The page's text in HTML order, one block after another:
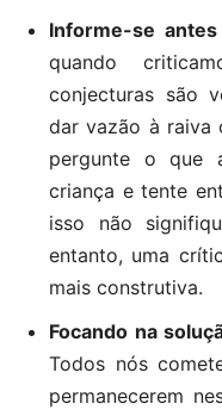
Informe-se
quando
conjecturas são
dar vazão à raiva
pergunte o que
criança e tente
isso não
entanto, uma
mais construtiva.
Focando na
Todos nós
permanecerem